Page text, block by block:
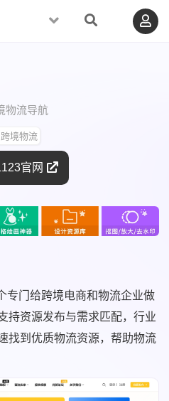
物流导航
跨境物流
官网
专门给跨境电商和物流企业做
持资源发布与需求匹配，行业
找到优质物流资源，帮助物流